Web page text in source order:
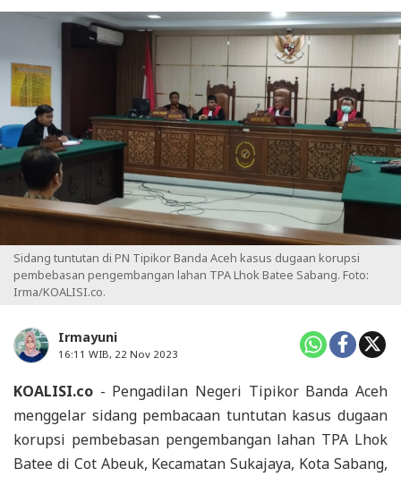
Sidang tuntutan di PN Tipikor Banda Aceh kasus dugaan korupsi
pembebasan pengembangan lahan TPA Lhok Batee Sabang. Foto:
Irma/KOALISI.co.
Irmayuni
16:11 WIB, 22 Nov 2023
KOALISI.co - Pengadilan Negeri Tipikor Banda Aceh
menggelar sidang pembacaan tuntutan kasus dugaan
korupsi pembebasan pengembangan lahan TPA Lhok
Batee di Cot Abeuk, Kecamatan Sukajaya, Kota Sabang,